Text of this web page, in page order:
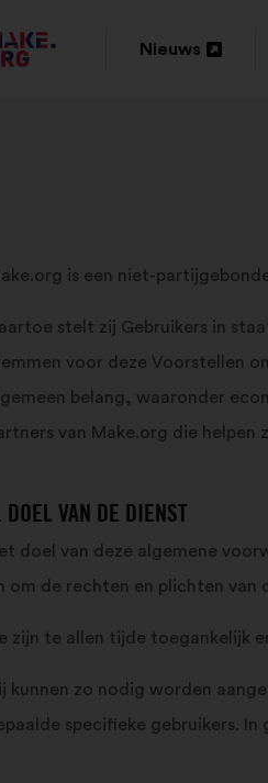
Nieuws
is een niet-
stelt zij Gebruikers in
voor deze Voorstellen
belang, waaronder
van Make.org die
DOEL VAN DE DIENST
doel van deze algemene
om de rechten en plichten
zijn te allen tijde toegankelijk
kunnen zo nodig worden
specifieke gebruikers.